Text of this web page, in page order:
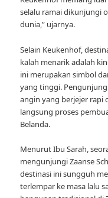
selalu ramai dikunjungi
dunia,” ujarnya.
Selain Keukenhof,
kalah menarik adalah
ini merupakan simbol
yang tinggi.
angin yang berjejer rapi
langsung proses
Belanda.
Menurut Ibu Sarah,
mengunjungi Zaanse
destinasi ini sungguh
terlempar ke masa lalu